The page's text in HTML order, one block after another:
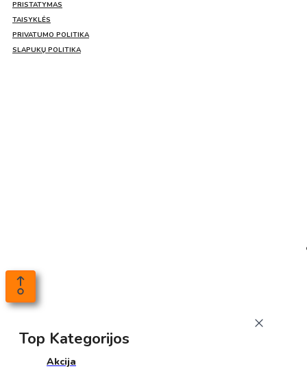
PRISTATYMAS
TAISYKLĖS
PRIVATUMO POLITIKA
SLAPUKŲ POLITIKA
Top Kategorijos
Akcija